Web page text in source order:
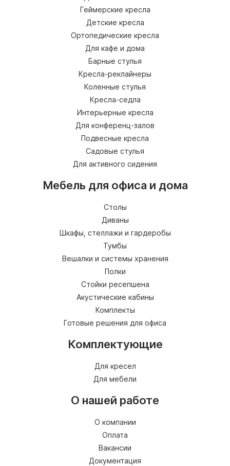
Геймерские кресла
Детские кресла
Ортопедические кресла
Для кафе и дома
Барные стулья
Кресла-реклайнеры
Коленные стулья
Кресла-седла
Интерьерные кресла
Для конференц-залов
Подвесные кресла
Садовые стулья
Для активного сидения
Мебель для офиса и дома
Столы
Диваны
Шкафы, стеллажи и гардеробы
Тумбы
Вешалки и системы хранения
Полки
Стойки ресепшена
Акустические кабины
Комплекты
Готовые решения для офиса
Комплектующие
Для кресел
Для мебели
О нашей работе
О компании
Оплата
Вакансии
Документация